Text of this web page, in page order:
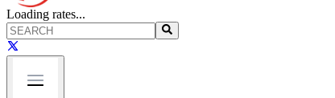
Loading rates...